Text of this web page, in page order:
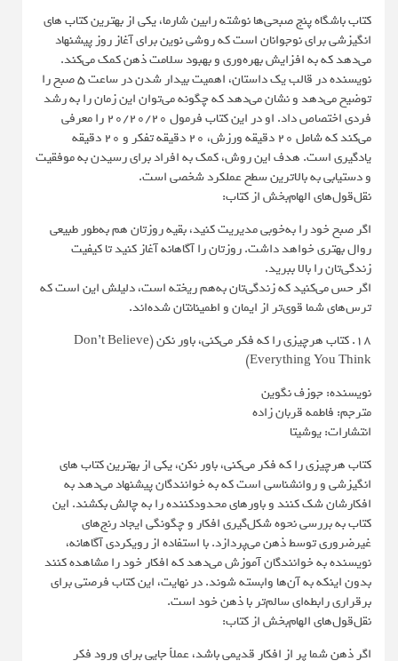
کتاب باشگاه پنج صبحی‌ها نوشته رابین شارما، یکی از بهترین کتاب های
انگیزشی برای نوجوانان است که روشی نوین برای آغاز روز پیشنهاد
می‌دهد که به افزایش بهره‌وری و بهبود سلامت ذهن کمک می‌کند.
نویسنده در قالب یک داستان، اهمیت بیدار شدن در ساعت ۵ صبح را
توضیح می‌دهد و نشان می‌دهد که چگونه می‌توان این زمان را به رشد
فردی اختصاص داد. او در این کتاب فرمول ۲۰/۲۰/۲۰ را معرفی
می‌کند که شامل ۲۰ دقیقه ورزش، ۲۰ دقیقه تفکر و ۲۰ دقیقه
یادگیری است. هدف این روش، کمک به افراد برای رسیدن به موفقیت
و دستیابی به بالاترین سطح عملکرد شخصی است.
نقل‌قول‌های الهام‌بخش از کتاب:
اگر صبح خود را به‌خوبی مدیریت کنید، بقیه روزتان هم به‌طور طبیعی
روال بهتری خواهد داشت. روزتان را آگاهانه آغاز کنید تا کیفیت
زندگی‌تان را بالا ببرید.
اگر حس می‌کنید که زندگی‌تان به‌هم ریخته است، دلیلش این است که
ترس‌های شما قوی‌تر از ایمان و اطمینانتان شده‌اند.
18. کتاب هرچیزی را که فکر می‌کنی، باور نکن (Don’t Believe
Everything You Think)
نویسنده: جوزف نگوین
مترجم: فاطمه قربان زاده
انتشارات: یوشیتا
کتاب هرچیزی را که فکر می‌کنی، باور نکن، یکی از بهترین کتاب های
انگیزشی و روانشناسی است که به خوانندگان پیشنهاد می‌دهد به
افکارشان شک کنند و باورهای محدودکننده را به چالش بکشند. این
کتاب به بررسی نحوه شکل‌گیری افکار و چگونگی ایجاد رنج‌های
غیرضروری توسط ذهن می‌پردازد. با استفاده از رویکردی آگاهانه،
نویسنده به خوانندگان آموزش می‌دهد که افکار خود را مشاهده کنند
بدون اینکه به آن‌ها وابسته شوند. در نهایت، این کتاب فرصتی برای
برقراری رابطه‌ای سالم‌تر با ذهن خود است.
نقل‌قول‌های الهام‌بخش از کتاب:
اگر ذهن شما پر از افکار قدیمی باشد، عملاً جایی برای ورود فکر